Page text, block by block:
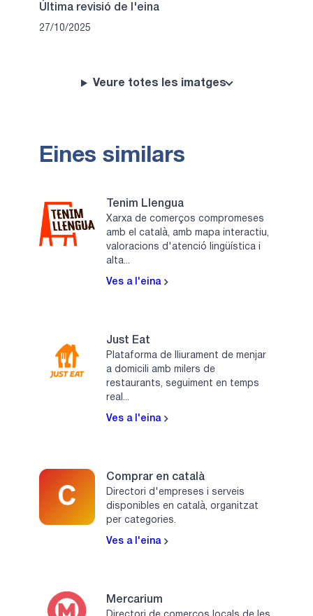
Última revisió de l'eina
27/10/2025
Veure totes les imatges
Eines similars
Tenim Llengua
Xarxa de comerços compromeses
amb el català, amb mapa interactiu,
valoracions d'atenció lingüística i
alta...
Ves a l'eina
Just Eat
Plataforma de lliurament de menjar
a domicili amb milers de
restaurants, seguiment en temps
real...
Ves a l'eina
Comprar en català
Directori d'empreses i serveis
disponibles en català, organitzat
per categories.
Ves a l'eina
Mercarium